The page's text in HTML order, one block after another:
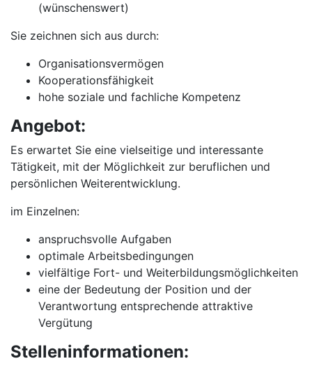
(wünschenswert)
Sie zeichnen sich aus durch:
Organisationsvermögen
Kooperationsfähigkeit
hohe soziale und fachliche Kompetenz
Angebot:
Es erwartet Sie eine vielseitige und interessante
Tätigkeit, mit der Möglichkeit zur beruflichen und
persönlichen Weiterentwicklung.
im Einzelnen:
anspruchsvolle Aufgaben
optimale Arbeitsbedingungen
vielfältige Fort- und Weiterbildungsmöglichkeiten
eine der Bedeutung der Position und der
Verantwortung entsprechende attraktive
Vergütung
Stelleninformationen: